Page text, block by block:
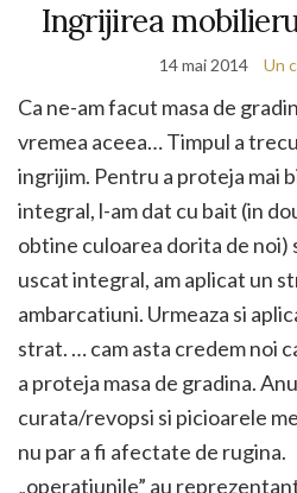
Ingrijirea
14 mai 2014 Un
Ca ne-am facut masa de
vremea aceea… Timpul a
ingrijim. Pentru a proteja mai
integral, l-am dat cu bait (in
obtine culoarea dorita de noi)
uscat integral, am aplicat un
ambarcatiuni. Urmeaza si
strat. … cam asta credem noi
a proteja masa de gradina.
curata/revopsi si picioarele
nu par a fi afectate de
„operatiunile” au